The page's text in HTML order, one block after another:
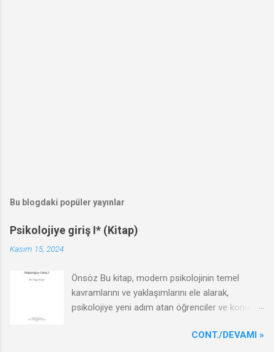
Bu blogdaki popüler yayınlar
Psikolojiye giriş I* (Kitap)
Kasım 15, 2024
Önsöz Bu kitap, modern psikolojinin temel
kavramlarını ve yaklaşımlarını ele alarak,
psikolojiye yeni adım atan öğrenciler ve konuyla
kapsamlı bir rehber sunmayı amaçlamaktadır.
CONT./DEVAMI »